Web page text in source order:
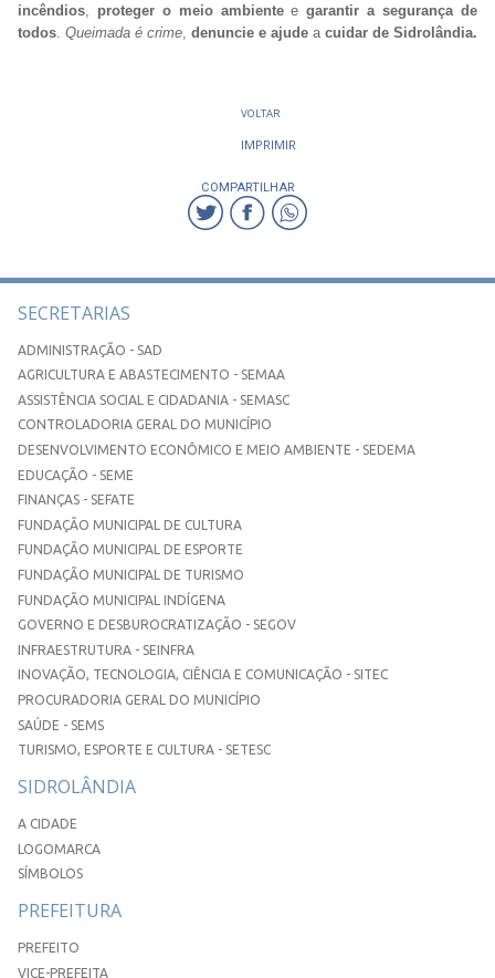
incêndios
proteger o meio ambienteegarantir a segurança de
todos Queimada é crime denuncie e ajude a cuidar de Sidrolândia.
VOLTAR
IMPRIMIR
COMPARTILHAR
SECRETARIAS
ADMINISTRAÇÃO - SAD
AGRICULTURA E ABASTECIMENTO - SEMAA
ASSISTÊNCIA SOCIAL E CIDADANIA - SEMASC
CONTROLADORIA GERAL DO MUNICÍPIO
DESENVOLVIMENTO ECONÔMICO E MEIO AMBIENTE - SEDEMA
EDUCAÇÃO - SEME
FINANÇAS - SEFATE
FUNDAÇÃO MUNICIPAL DE CULTURA
FUNDAÇÃO MUNICIPAL DE ESPORTE
FUNDAÇÃO MUNICIPAL DE TURISMO
FUNDAÇÃO MUNICIPAL INDÍGENA
GOVERNO E DESBUROCRATIZAÇÃO - SEGOV
INFRAESTRUTURA - SEINFRA
INOVAÇÃO, TECNOLOGIA, CIÊNCIA E COMUNICAÇÃO - SITEC
PROCURADORIA GERAL DO MUNICÍPIO
SAÚDE - SEMS
TURISMO, ESPORTE E CULTURA - SETESC
SIDROLÂNDIA
A CIDADE
LOGOMARCA
SÍMBOLOS
PREFEITURA
PREFEITO
VICE-PREFEITA